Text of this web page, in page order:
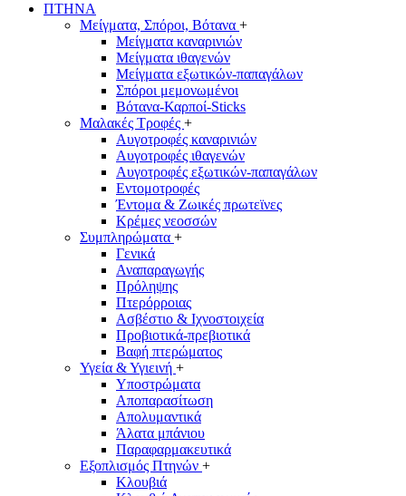
ΠΤΗΝΑ
Μείγματα, Σπόροι, Βότανα +
Μείγματα καναρινιών
Μείγματα ιθαγενών
Μείγματα εξωτικών-παπαγάλων
Σπόροι μεμονωμένοι
Βότανα-Καρποί-Sticks
Μαλακές Τροφές +
Αυγοτροφές καναρινιών
Αυγοτροφές ιθαγενών
Αυγοτροφές εξωτικών-παπαγάλων
Εντομοτροφές
Έντομα & Ζωικές πρωτεϊνες
Κρέμες νεοσσών
Συμπληρώματα +
Γενικά
Αναπαραγωγής
Πρόληψης
Πτερόρροιας
Ασβέστιο & Ιχνοστοιχεία
Προβιοτικά-πρεβιοτικά
Βαφή πτερώματος
Υγεία & Υγιεινή +
Υποστρώματα
Αποπαρασίτωση
Απολυμαντικά
Άλατα μπάνιου
Παραφαρμακευτικά
Εξοπλισμός Πτηνών +
Κλουβιά